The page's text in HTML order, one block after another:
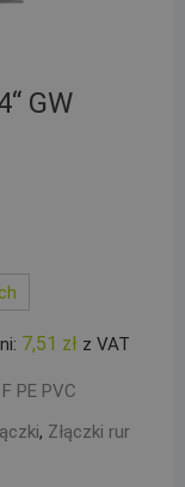
GW
7,51 złz VAT
PE PVC
, Złączki rur